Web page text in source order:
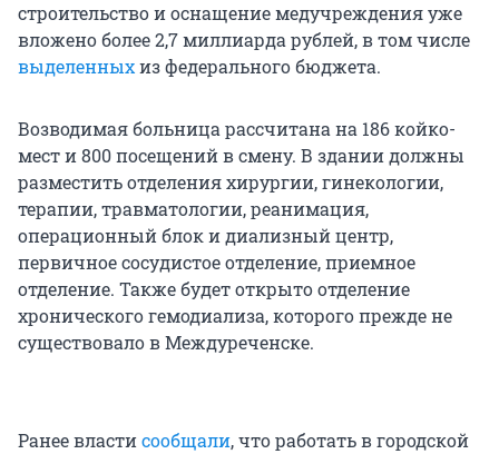
строительство и оснащение медучреждения уже
вложено более 2,7 миллиарда рублей, в том числе
выделенныхиз федерального бюджета.
Возводимая больница рассчитана на 186 койко-
мест и 800 посещений в смену. В здании должны
разместить отделения хирургии, гинекологии,
терапии, травматологии, реанимация,
операционный блок и диализный центр,
первичное сосудистое отделение, приемное
отделение. Также будет открыто отделение
хронического гемодиализа, которого прежде не
существовало в Междуреченске.
Ранее властисообщали, что работать в городской